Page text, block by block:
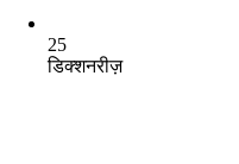
25
डिक्शनरीज़